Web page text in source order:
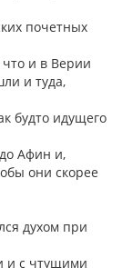
почетных
что и в Верии
и туда,
будто идущего
Афин и,
они скорее
духом при
и с чтущими